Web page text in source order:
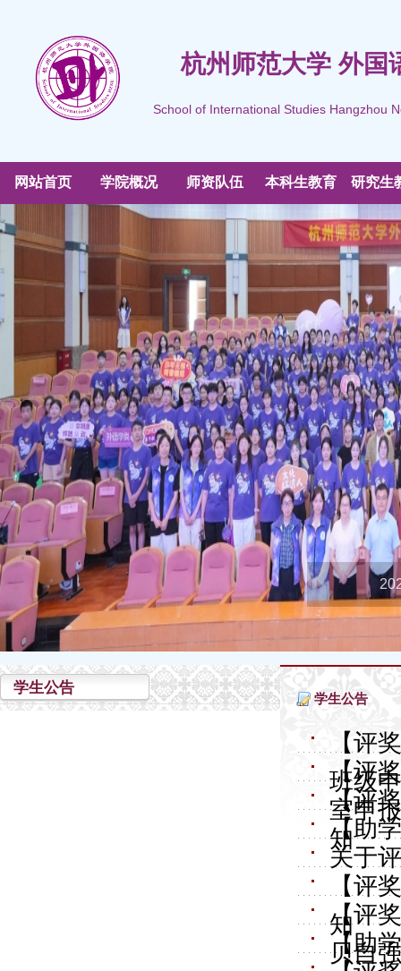
杭州师范大学 外国
School of International Studies Hangzhou
网站首页 学院概况 师资队伍 本科生教育 研究生
学生公告
学生公告
【评
班级
【评
室申
【评
知
【助
关于
【评
知
【评
贝自
【助